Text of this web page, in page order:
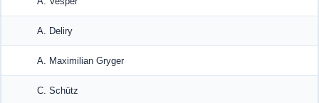
A. Deliry
A. Maximilian Gryger
C. Schütz